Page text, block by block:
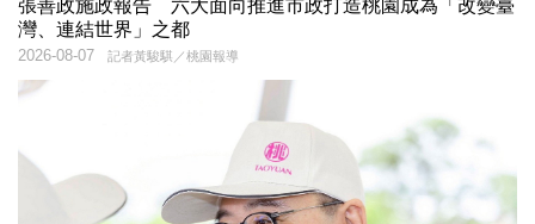
張善政施政報告 六大面向推進市政打造桃園成為「改變臺
灣、連結世界」之都
記者黃駿騏／桃園報導
2026-08-07